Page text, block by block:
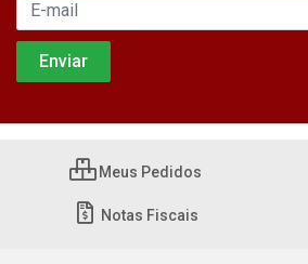
Meus Pedidos
Notas Fiscais